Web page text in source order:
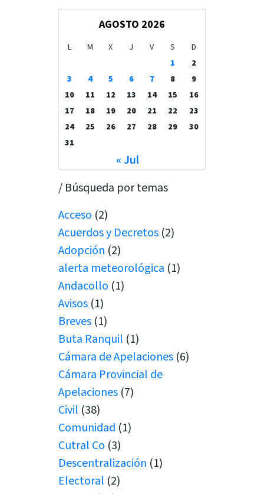
AGOSTO 2026
L M X J V S
D
1
2
3
4 5 6 7 8
9
10
11 12 13 14 15
16
17
18 19 20 21 22
23
24
25 26 27 28 29
30
31
« Jul
/ Búsqueda por temas
Acceso (2)
Acuerdos y Decretos (2)
Adopción (2)
alerta meteorológica (1)
Andacollo (1)
Avisos (1)
Breves (1)
Buta Ranquil (1)
Cámara de Apelaciones (6)
Cámara Provincial de
Apelaciones (7)
Civil (38)
Comunidad (1)
Cutral Co (3)
Descentralización (1)
Electoral (2)